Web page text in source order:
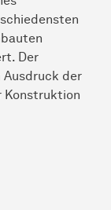
Der
Ausdruck der
Konstruktion